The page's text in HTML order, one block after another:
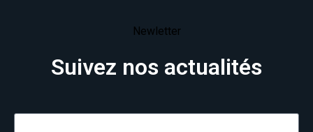
Newletter
Suivez nos actualités